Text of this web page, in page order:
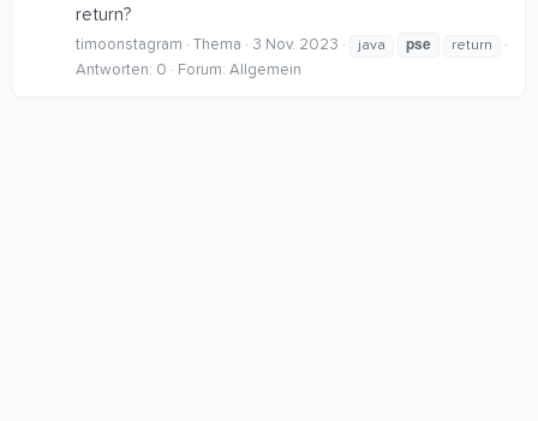
return?
timoonstagram Thema 3 Nov. 2023 java pse return
Antworten: 0 Forum: Allgemein